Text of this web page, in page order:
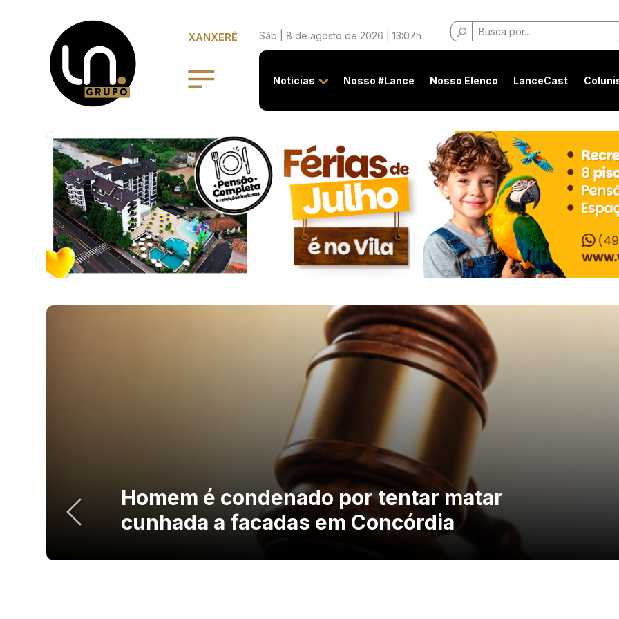
XANXERÊ Sáb | 8 de agosto de 2026 | 13:07h
Buscar
por:
Notícias Nosso #Lance Nosso Elenco LanceCast
Homem é condenado por tentar matar
cunhada a facadas em Concórdia